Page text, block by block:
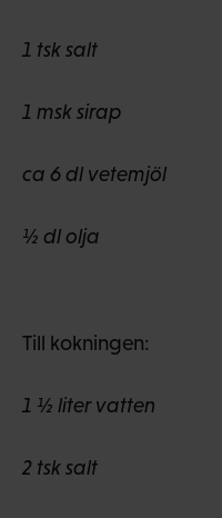
1 tsk salt
1 msk sirap
ca 6 dl vetemjöl
½ dl olja
Till kokningen:
1 ½ liter vatten
2 tsk salt